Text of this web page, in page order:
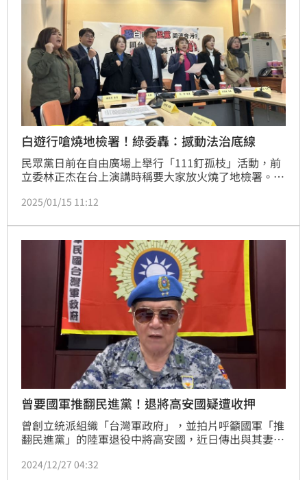
白遊行嗆燒地檢署！綠委轟：撼動法治底線
民眾黨日前在自由廣場上舉行「111釘孤枝」活動，前
立委林正杰在台上演講時稱要大家放火燒了地檢署。民
雄，以及立委伍麗華助理Savungaz Balincinan、律師
燒地檢應予譴責！」聯合記者會，批評其言論已經撼動
台灣的法治底線。
2025/01/15 11:12
曾要國軍推翻民進黨！退將高安國疑遭收押
曾創立統派組織「台灣軍政府」，並拍片呼籲國軍「推
翻民進黨」的陸軍退役中將高安國，近日傳出與其妻子
退輔會今（27）日表示，會持續與相關單位聯繫，掌握
2024/12/27 04:32